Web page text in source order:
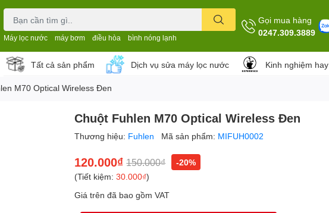
Máy lọc nước máy bơm điều hòa bình nóng lạnh
Gọi mua hàng
0247.309.3889
Tất cả sản phẩm Dịch vụ sửa máy lọc nước Kinh nghiệm hay
M70 Optical Wireless Đen
Chuột Fuhlen M70 Optical Wireless Đen
Thương hiệu: Fuhlen Mã sản phẩm: MIFUH0002
120.000₫ 150.000₫
-20%
(Tiết kiệm:30.000₫)
Giá trên đã bao gồm VAT